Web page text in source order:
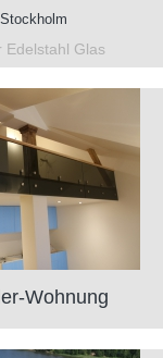
Edelstahl Glas
Wohnung